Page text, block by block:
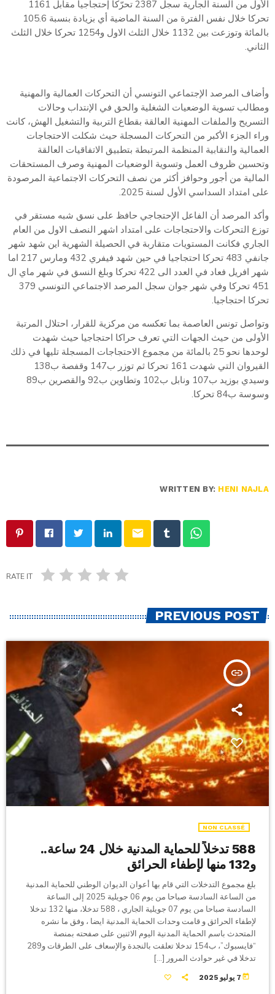
الأول من السنة الجارية سجل 2387 تحرّكا إحتجاجيا مقابل 1161
تحركا خلال نفس الفترة من السنة الماضية أي بزيادة بنسبة 105.6
بالمائة وتوزعت بين 1132 خلال الثلث الاول و1254 تحركا خلال الثلث
الثاني.
وأضاف المرصد الإجتماعي التونسي أن التحركات العمالية والمهنية
ومطالب تسوية الوضعيات الشغلية والحق في الإنتداب وحالات
التسريح والملفات المهنية العالقة بقطاع التربية والتشغيل الهش، كانت
وراء الجزء الأكبر من التحركات المسجلة حيث شكلت الاحتجاجات
العمالية والنقابية المنظمة المرتبطة بتطبيق الاتفاقيات العالقة
وتحسين ظروف العمل وتسوية الوضعيات المهنية وصرف المستحقات
المالية من أجور وحوافز أكثر من نصف التحركات الاجتماعية المرصودة
على امتداد السداسي الأول لسنة 2025.
وأكد المرصد أن الفاعل الإحتجاجي حافظ على نسق شبه مستقر في
توزع التحركات والاحتجاجات على امتداد اشهر النصف الاول من العام
الجاري فكانت المستويات متقاربة في الحصيلة الشهرية اين شهد شهر
جانفي 483 تحركا احتجاجيا في حين شهد فيفري 432 ومارس 217 اما
شهر افريل فعاد في العدد الى 422 تحركا وبلغ النسق في شهر ماي ال
451 تحركا وفي شهر جوان سجل المرصد الاجتماعي التونسي 379
تحركا احتجاجيا.
وتواصل تونس العاصمة بما تعكسه من مركزية للقرار، احتلال المرتبة
الأولى من حيث الجهات التي تعرف حراكا احتجاجيا حيث شهدت
لوحدها نحو 25 بالمائة من مجموع الاحتجاجات المسجلة تليها في ذلك
القيروان التي شهدت 161 تحركا ثم توزر ب147 وقفصة ب138
وسيدي بوزيد ب107 ونابل ب102 وتطاوين ب92 والقصرين ب89
وسوسة ب84 تحركا.
WRITTEN BY: HENI NAJLA
email
RATE IT
PREVIOUS POST
insert_link
NON CLASSÉ
588 تدخلاً للحماية المدنية خلال 24 ساعة..
و132 منها لإطفاء الحرائق
بلغ مجموع التدخلات التي قام بها أعوان الديوان الوطني للحماية المدنية
من الساعة السادسة صباحا من يوم 06 جويلية 2025 إلى الساعة
السادسة صباحا من يوم 07 جويلية الجاري ، 588 تدخلا، منها 132 تدخلا
لإطفاء الحرائق و قامت وحدات الحماية المدنية ايضا ، وفق ما نشره
المتحدث باسم الحماية المدنية اليوم الاثنين على صفحته بمنصة
“فايسبوك”، ب154 تدخلا تعلقت بالنجدة والإسعاف على الطرقات و289
تدخلا في غير حوادث المرور […]
today 7 يوليو 2025